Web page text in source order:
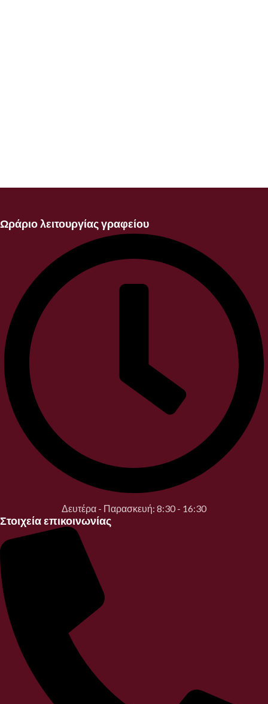
Ωράριο λειτουργίας γραφείου
Δευτέρα - Παρασκευή: 8:30 - 16:30
Στοιχεία επικοινωνίας